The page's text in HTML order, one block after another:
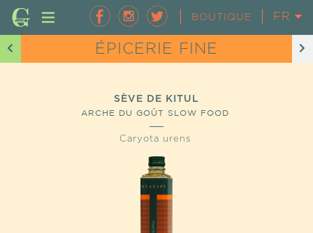
BOUTIQUE FR
EN
ÉPICERIE FINE
SÈVE DE KITUL
ARCHE DU GOÛT SLOW FOOD
Caryota urens